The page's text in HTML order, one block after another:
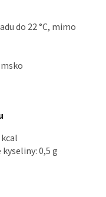
do 22 °C, mimo
0,5 g